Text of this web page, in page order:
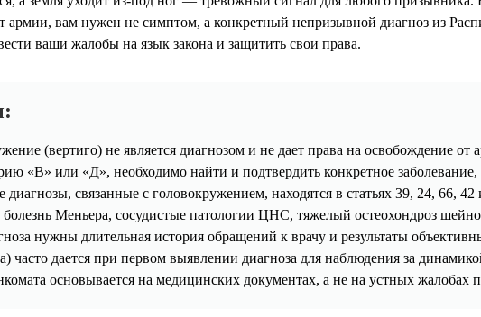
армии, вам нужен не симптом, а конкретный непризывной диагноз из
ваши жалобы на язык закона и защитить свои права.
(вертиго) не является диагнозом и не дает права на освобождение от
«В» или «Д», необходимо найти и подтвердить конкретное
связанные с головокружением, находятся в статьях 39, 24, 66, 42
Меньера, сосудистые патологии ЦНС, тяжелый остеохондроз
нужны длительная история обращений к врачу и результаты
часто дается при первом выявлении диагноза для наблюдения за
основывается на медицинских документах, а не на устных жалобах